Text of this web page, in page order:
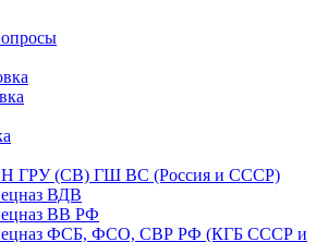
ГРУ (СВ) ГШ ВС (Россия и СССР)
ВДВ
ВВ РФ
ФСБ, ФСО, СВР РФ (КГБ СССР и